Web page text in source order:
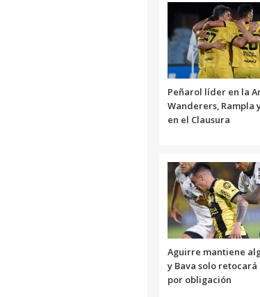
Peñarol líder en la
Wanderers, Rampla
en el Clausura
Aguirre mantiene
y Bava solo retocará
por obligación